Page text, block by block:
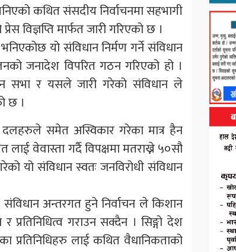
कथित संसदीय निर्वाचनमा सहभागी
विज्ञप्ति मार्फत जारी गरिएको छ ।
यो संविधान निर्मण गर्ने संविधान
जनादेश विपरित गठन गरिएको हो ।
सभा र यसले जारी गरेको संविधान ले
छ ।
समेत अस्विकार गरेका मात्र हैन
वेवास्ता गर्दै विपक्षमा मतराख्ने ५०सौ
यो संविधान स्वतः जनविरोधी संविधान
संविधान अन्तरगत हुने निर्वाचन ले किशान
गराउन सक्दैन । सिङ्गो देश
प्रतिनिधिहरु लाई कथित वैधानिकताको